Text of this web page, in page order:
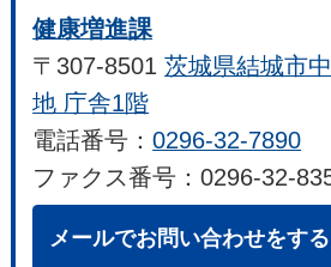
健康増進課
〒307-8501茨城県結城市
地 庁舎1階
電話番号：0296-32-7890
ファクス番号：0296-32-
メールでお問い合わせをする